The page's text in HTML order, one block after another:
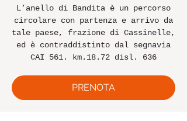
L’anello di Bandita è un percorso
circolare con partenza e arrivo da
tale paese, frazione di Cassinelle,
ed è contraddistinto dal segnavia
CAI 561. km.18.72 disl. 636
PRENOTA